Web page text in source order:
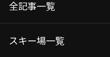
全記事⼀覧
スキー場⼀覧